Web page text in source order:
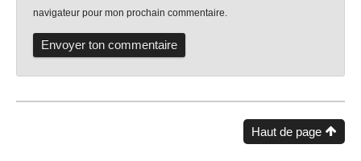
navigateur pour mon prochain commentaire.
Haut de page